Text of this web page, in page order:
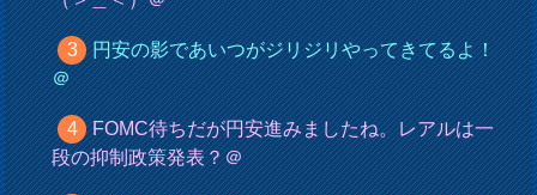
円安の影であいつがジリジリやってきてるよ！
＠
FOMC待ちだが円安進みましたね。レアルは一
段の抑制政策発表？＠